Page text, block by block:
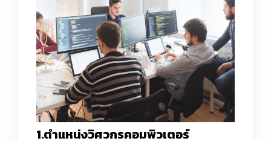
1.ตำแหน่งวิศวกรคอมพิวเตอร์